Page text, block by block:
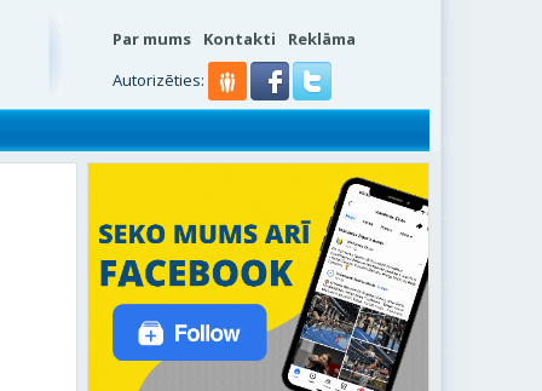
Par mums Kontakti
Reklāma
Autorizēties: